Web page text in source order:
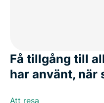
Få tillgång till
har använt, när
Att resa